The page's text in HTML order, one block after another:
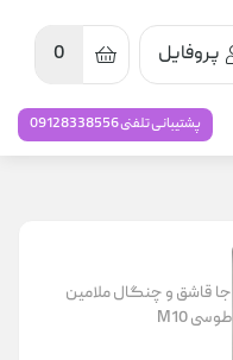
پروفایل 0
پشتیبانی تلفنی 09128338556
جا قاشق و چنگال ملامین
طوسی M10